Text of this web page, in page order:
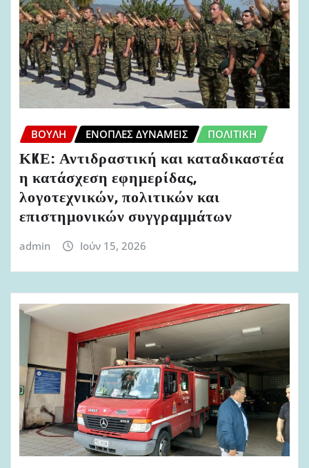
ΒΟΥΛΉ ΈΝΟΠΛΕΣ ΔΥΝΆΜΕΙΣ ΠΟΛΙΤΙΚΉ
ΚKΕ: Αντιδραστική και καταδικαστέα
η κατάσχεση εφημερίδας,
λογοτεχνικών, πολιτικών και
επιστημονικών συγγραμμάτων
admin Ιούν 15, 2026